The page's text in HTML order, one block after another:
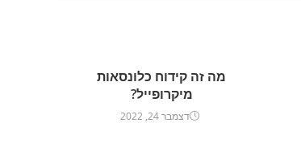
מה זה קידוח כלונסאות
מיקרופייל?
דצמבר 24, 2022